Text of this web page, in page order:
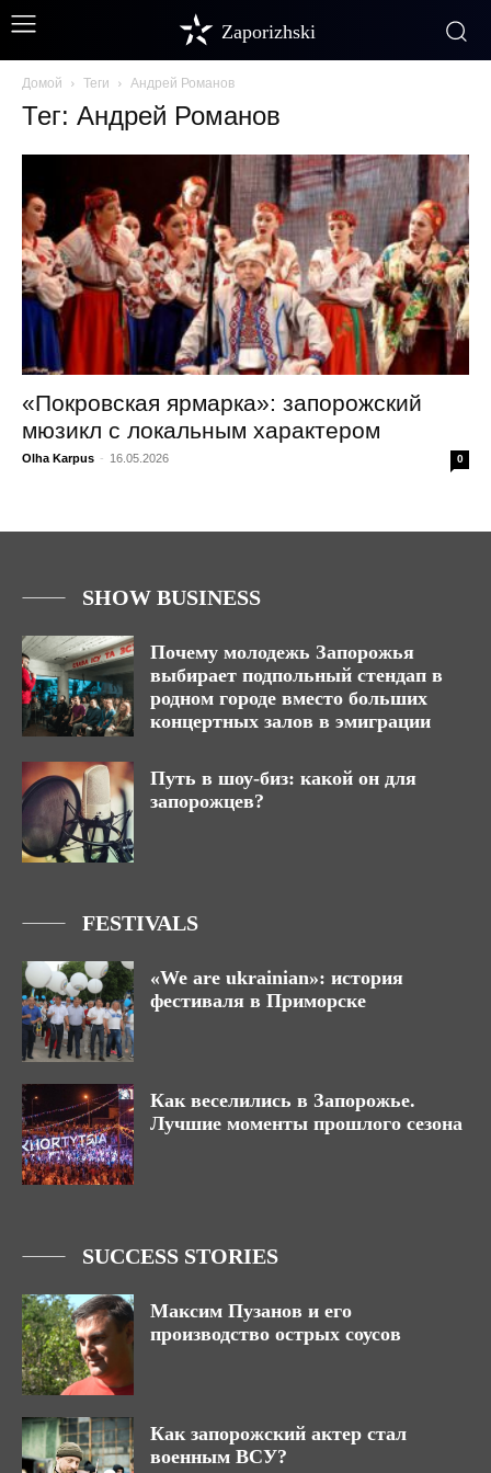
Zaporizhski
Домой Теги Андрей Романов
Тег: Андрей Романов
«Покровская ярмарка»: запорожский
мюзикл с локальным характером
Olha Karpus - 16.05.2026 0
SHOW BUSINESS
Почему молодежь Запорожья
выбирает подпольный стендап в
родном городе вместо больших
концертных залов в эмиграции
Путь в шоу-биз: какой он для
запорожцев?
FESTIVALS
«We are ukrainian»: история
фестиваля в Приморске
Как веселились в Запорожье.
Лучшие моменты прошлого сезона
SUCCESS STORIES
Максим Пузанов и его
производство острых соусов
Как запорожский актер стал
военным ВСУ?